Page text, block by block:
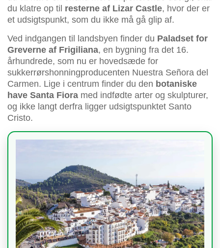
du klatre op til resterne af Lizar Castle, hvor der er
et udsigtspunkt, som du ikke må gå glip af.
Ved indgangen til landsbyen finder du Paladset for
Greverne af Frigiliana, en bygning fra det 16.
århundrede, som nu er hovedsæde for
sukkerrørshonningproducenten Nuestra Señora del
Carmen. Lige i centrum finder du den botaniske
have Santa Fiora med indfødte arter og skulpturer,
og ikke langt derfra ligger udsigtspunktet Santo
Cristo.